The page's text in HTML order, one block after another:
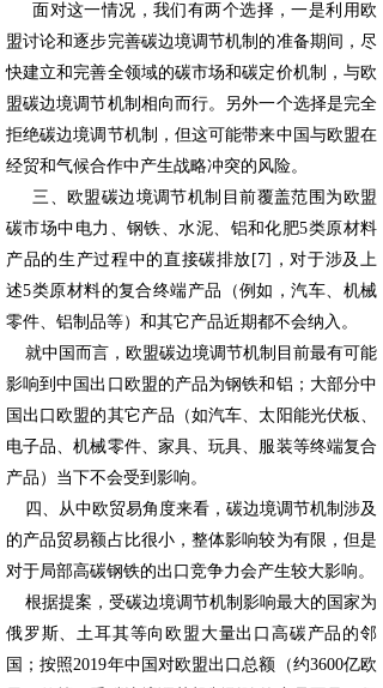
面对这一情况，我们有两个选择，一是利用欧
盟讨论和逐步完善碳边境调节机制的准备期间，尽
快建立和完善全领域的碳市场和碳定价机制，与欧
盟碳边境调节机制相向而行。另外一个选择是完全
拒绝碳边境调节机制，但这可能带来中国与欧盟在
经贸和气候合作中产生战略冲突的风险。
三、欧盟碳边境调节机制目前覆盖范围为欧盟
碳市场中电力、钢铁、水泥、铝和化肥5类原材料
产品的生产过程中的直接碳排放[7]，对于涉及上
述5类原材料的复合终端产品（例如，汽车、机械
零件、铝制品等）和其它产品近期都不会纳入。
就中国而言，欧盟碳边境调节机制目前最有可能
影响到中国出口欧盟的产品为钢铁和铝；大部分中
国出口欧盟的其它产品（如汽车、太阳能光伏板、
电子品、机械零件、家具、玩具、服装等终端复合
产品）当下不会受到影响。
四、从中欧贸易角度来看，碳边境调节机制涉及
的产品贸易额占比很小，整体影响较为有限，但是
对于局部高碳钢铁的出口竞争力会产生较大影响。
根据提案，受碳边境调节机制影响最大的国家为
俄罗斯、土耳其等向欧盟大量出口高碳产品的邻
国；按照2019年中国对欧盟出口总额（约3600亿欧